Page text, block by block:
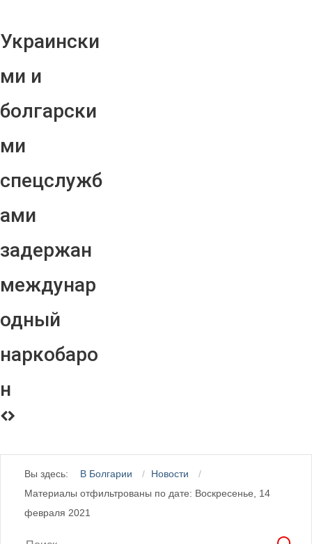
Украински
ми и
болгарски
ми
спецслужб
ами
задержан
междунар
одный
наркобаро
н
Вы здесь: В Болгарии
Новости
Материалы отфильтрованы по дате: Воскресенье, 14
февраля 2021